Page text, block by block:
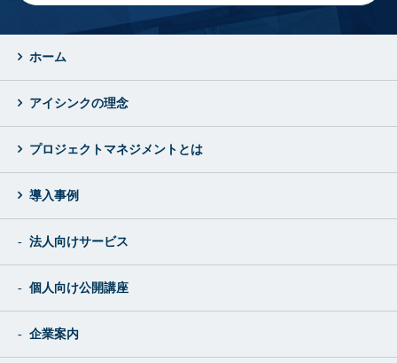
ホーム
アイシンクの理念
プロジェクトマネジメントとは
導入事例
法人向けサービス
個人向け公開講座
企業案内